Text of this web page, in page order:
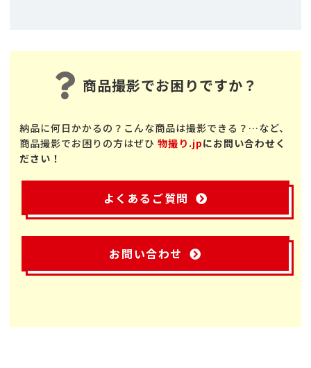
商品撮影でお困りですか？
納品に何日かかるの？こんな商品は撮影できる？…など、
商品撮影でお困りの方はぜひ 物撮り.jpにお問い合わせく
ださい！
よくあるご質問
お問い合わせ